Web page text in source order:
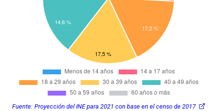
Fuente: Proyección del INE para 2021 con base en el censo de 2017